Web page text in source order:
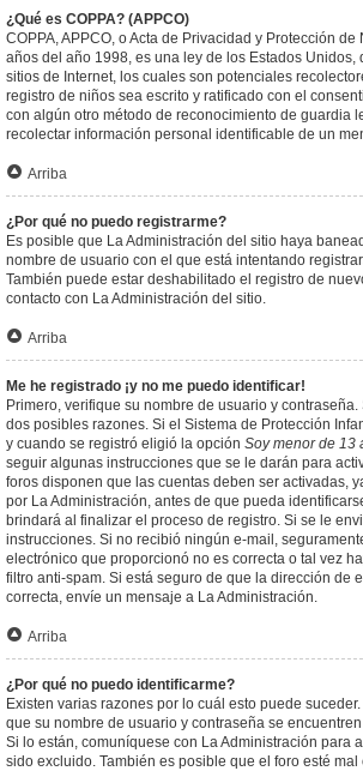
¿Qué es COPPA? (APPCO)
COPPA, APPCO, o Acta de Privacidad y Protección
años del año 1998, es una ley de los Estados Unidos,
sitios de Internet, los cuales son potenciales
registro de niños sea escrito y ratificado con el
con algún otro método de reconocimiento de guardia
recolectar información personal identificable de un
Arriba
¿Por qué no puedo registrarme?
Es posible que La Administración del sitio haya
nombre de usuario con el que está intentando
También puede estar deshabilitado el registro de
contacto con La Administración del sitio.
Arriba
Me he registrado ¡y no me puedo identificar!
Primero, verifique su nombre de usuario y
dos posibles razones. Si el Sistema de Protección
y cuando se registró eligió la opción Soy menor de 13
seguir algunas instrucciones que se le darán para
foros disponen que las cuentas deben ser activadas,
por La Administración, antes de que pueda
brindará al finalizar el proceso de registro. Si se le
instrucciones. Si no recibió ningún e-mail,
electrónico que proporcionó no es correcta o tal vez
filtro anti-spam. Si está seguro de que la dirección de
correcta, envíe un mensaje a La Administración.
Arriba
¿Por qué no puedo identificarme?
Existen varias razones por lo cuál esto puede
que su nombre de usuario y contraseña se
Si lo están, comuníquese con La Administración para
sido excluido. También es posible que el foro esté